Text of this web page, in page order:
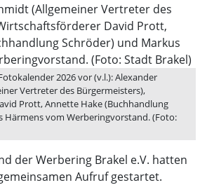
2026 vor (v.l.): Alexander
Vertreter des Bürgermeisters),
Prott, Annette Hake (Buchhandlung
Härmens vom Werberingvorstand. (Foto:
der Werbering Brakel e.V. hatten
Aufruf gestartet.